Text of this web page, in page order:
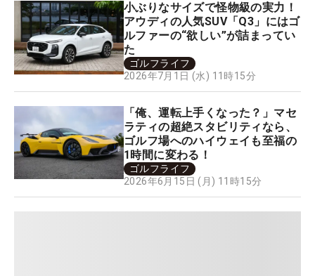
小ぶりなサイズで怪物級の実力！
アウディの人気SUV「Q3」にはゴ
ルファーの“欲しい”が詰まってい
た
ゴルフライフ
2026年7月1日 (水) 11時15分
「俺、運転上手くなった？」マセ
ラティの超絶スタビリティなら、
ゴルフ場へのハイウェイも至福の
1時間に変わる！
ゴルフライフ
2026年6月15日 (月) 11時15分